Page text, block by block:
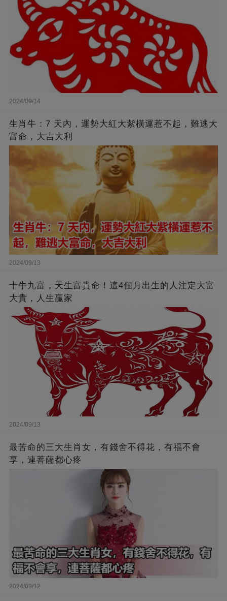
2024/09/14
生肖牛：7 天內，運勢大紅大紫橫運惹不起，難逃大
富命，大吉大利
2024/09/13
十牛九富，天生富貴命！這4個月出生的人注定大富
大貴，人生贏家
2024/09/13
最苦命的三大生肖女，有錢舍不得花，有福不會
享，連菩薩都心疼
2024/09/12